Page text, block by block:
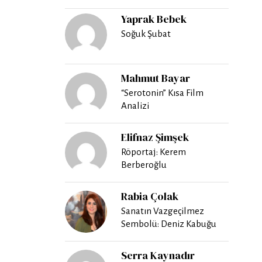
Yaprak Bebek
Soğuk Şubat
Mahmut Bayar
“Serotonin” Kısa Film
Analizi
Elifnaz Şimşek
Röportaj: Kerem
Berberoğlu
Rabia Çolak
Sanatın Vazgeçilmez
Sembolü: Deniz Kabuğu
Serra Kaynadır